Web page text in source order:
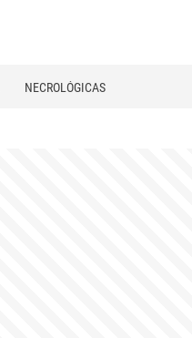
NECROLÓGICAS